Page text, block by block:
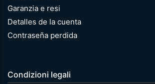
Garanzia e resi
Detalles de la cuenta
Contraseña perdida
Condizioni legali